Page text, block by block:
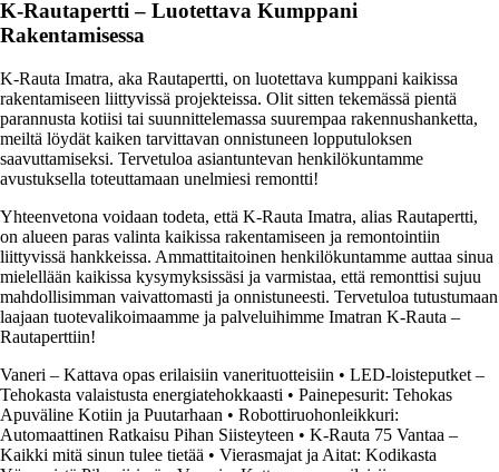
K-Rautapertti – Luotettava Kumppani
Rakentamisessa
K-Rauta Imatra, aka Rautapertti, on luotettava kumppani kaikissa
rakentamiseen liittyvissä projekteissa. Olit sitten tekemässä pientä
parannusta kotiisi tai suunnittelemassa suurempaa rakennushanketta,
meiltä löydät kaiken tarvittavan onnistuneen lopputuloksen
saavuttamiseksi. Tervetuloa asiantuntevan henkilökuntamme
avustuksella toteuttamaan unelmiesi remontti!
Yhteenvetona voidaan todeta, että K-Rauta Imatra, alias Rautapertti,
on alueen paras valinta kaikissa rakentamiseen ja remontointiin
liittyvissä hankkeissa. Ammattitaitoinen henkilökuntamme auttaa sinua
mielellään kaikissa kysymyksissäsi ja varmistaa, että remonttisi sujuu
mahdollisimman vaivattomasti ja onnistuneesti. Tervetuloa tutustumaan
laajaan tuotevalikoimaamme ja palveluihimme Imatran K-Rauta –
Rautaperttiin!
Vaneri – Kattava opas erilaisiin vanerituotteisiin • LED-loisteputket –
Tehokasta valaistusta energiatehokkaasti • Painepesurit: Tehokas
Apuväline Kotiin ja Puutarhaan • Robottiruohonleikkuri:
Automaattinen Ratkaisu Pihan Siisteyteen • K-Rauta 75 Vantaa –
Kaikki mitä sinun tulee tietää • Vierasmajat ja Aitat: Kodikasta